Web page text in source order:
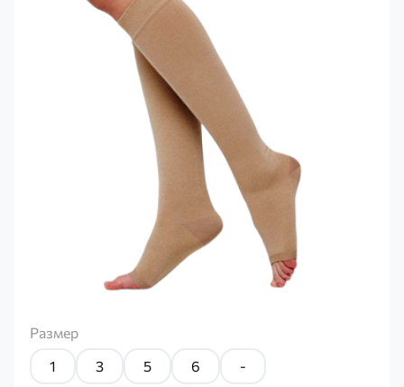
Размер
1
3 5 6 -